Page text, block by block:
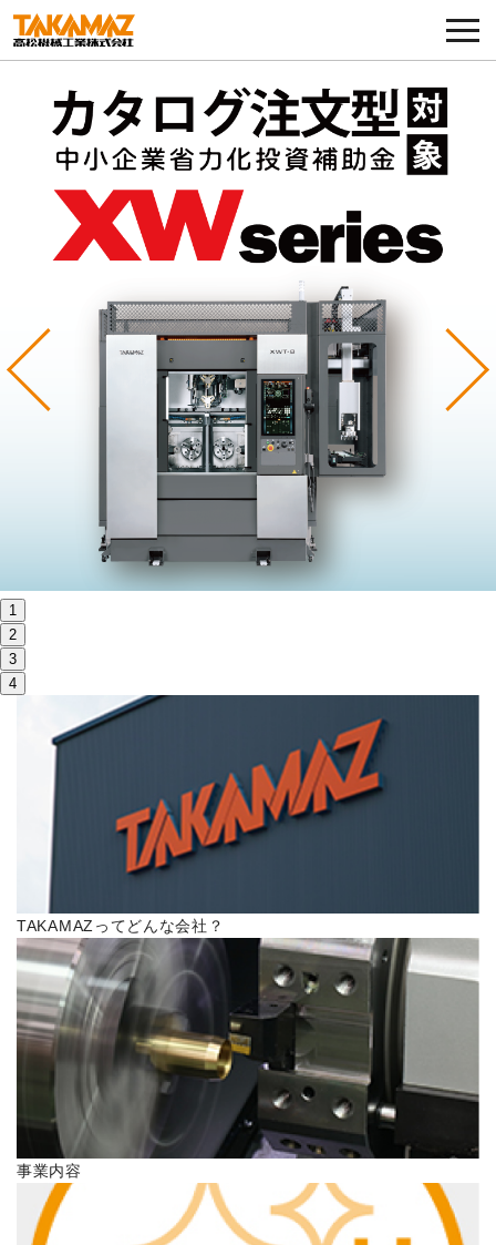
各種お問い合わせ・部品注文
採用に関してはこちらから
企業情報
展示会・イベント
コラム
製品ラインナップ
サステナビリティ
お問い合わせ
高松流技
ご利用に際して
当社のセキュリティへの取り組み
プライバシーポリシー
ENGLISH
Previous
1
2
3
4
TAKAMAZってどんな会社？
事業内容